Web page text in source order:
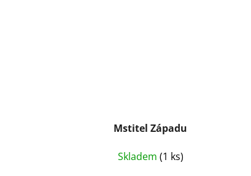
Mstitel Západu
Skladem (1 ks)